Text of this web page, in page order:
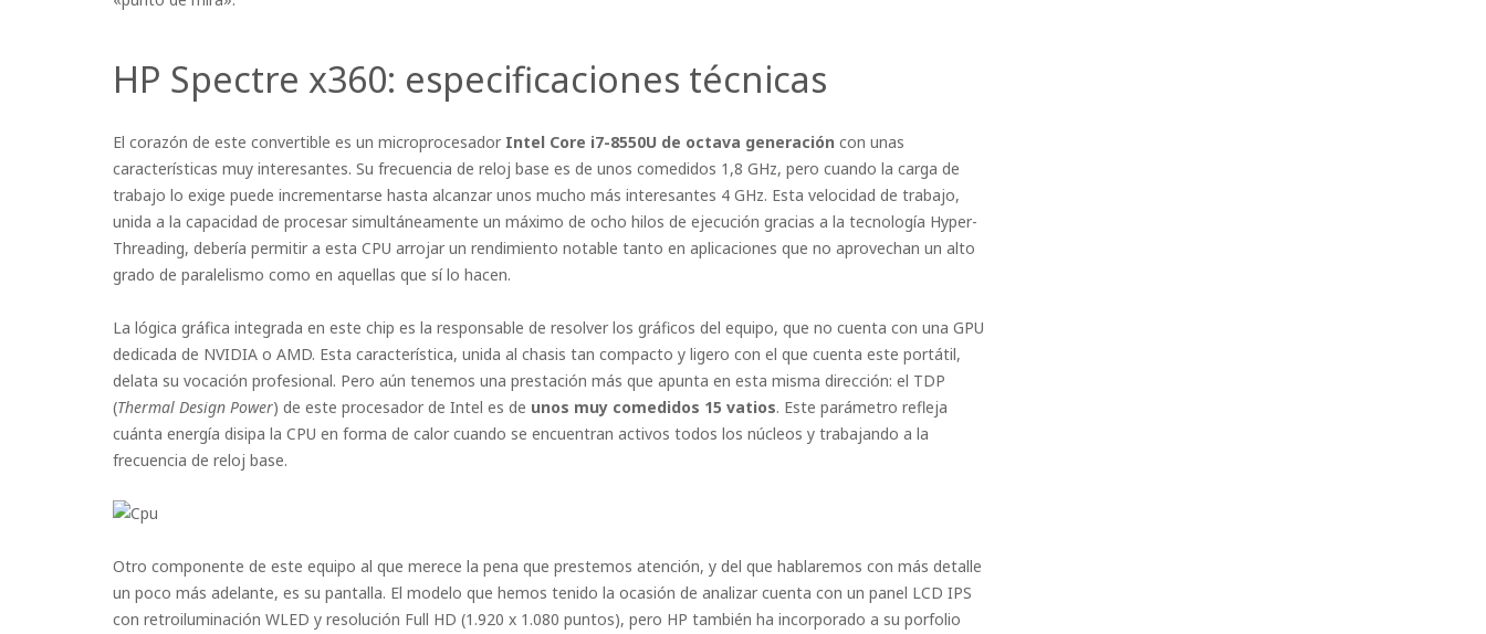
HP Spectre x360: especificaciones técnicas
El corazón de este convertible es un microprocesador Intel Core i7-8550U de octava generación con unas
características muy interesantes. Su frecuencia de reloj base es de unos comedidos 1,8 GHz, pero cuando la carga de
trabajo lo exige puede incrementarse hasta alcanzar unos mucho más interesantes 4 GHz. Esta velocidad de trabajo,
unida a la capacidad de procesar simultáneamente un máximo de ocho hilos de ejecución gracias a la tecnología Hyper-
Threading, debería permitir a esta CPU arrojar un rendimiento notable tanto en aplicaciones que no aprovechan un alto
grado de paralelismo como en aquellas que sí lo hacen.
La lógica gráfica integrada en este chip es la responsable de resolver los gráficos del equipo, que no cuenta con una GPU
dedicada de NVIDIA o AMD. Esta característica, unida al chasis tan compacto y ligero con el que cuenta este portátil,
delata su vocación profesional. Pero aún tenemos una prestación más que apunta en esta misma dirección: el TDP
(Thermal Design Power) de este procesador de Intel es de unos muy comedidos 15 vatios. Este parámetro refleja
cuánta energía disipa la CPU en forma de calor cuando se encuentran activos todos los núcleos y trabajando a la
frecuencia de reloj base.
Otro componente de este equipo al que merece la pena que prestemos atención, y del que hablaremos con más detalle
un poco más adelante, es su pantalla. El modelo que hemos tenido la ocasión de analizar cuenta con un panel LCD IPS
con retroiluminación WLED y resolución Full HD (1.920 x 1.080 puntos), pero HP también ha incorporado a su porfolio